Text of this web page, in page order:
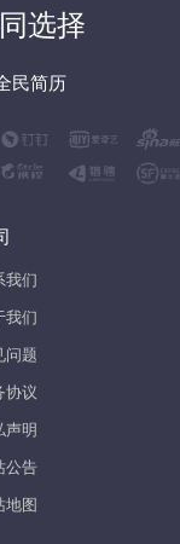
选择
民简历
我们
我们
问题
协议
声明
公告
地图